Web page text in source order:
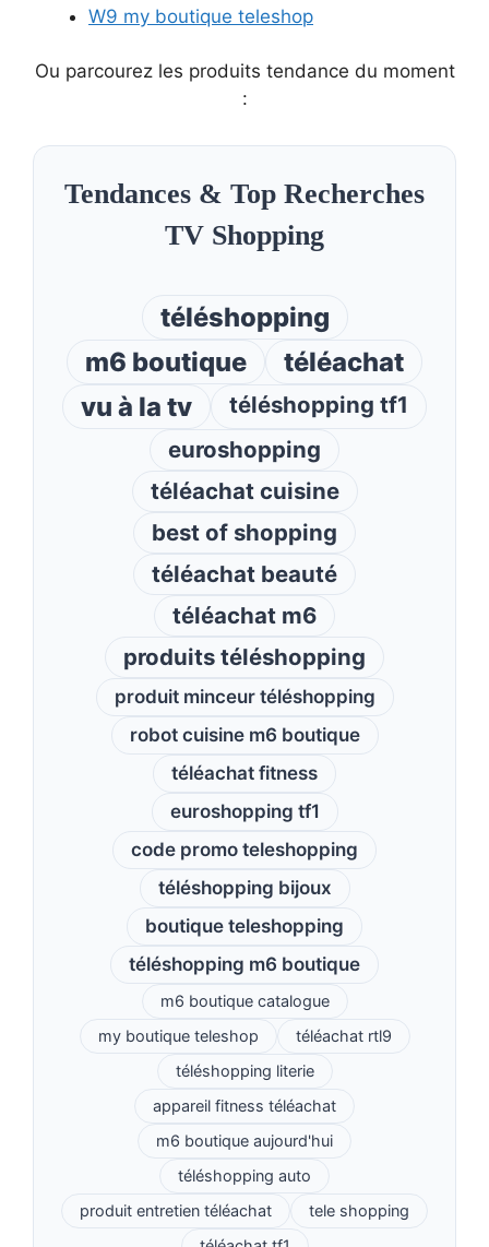
W9 my boutique teleshop
Ou parcourez les produits tendance du moment
:
Tendances & Top Recherches
TV Shopping
téléshopping
m6 boutique
téléachat
vu à la tv
téléshopping tf1
euroshopping
téléachat cuisine
best of shopping
téléachat beauté
téléachat m6
produits téléshopping
produit minceur téléshopping
robot cuisine m6 boutique
téléachat fitness
euroshopping tf1
code promo teleshopping
téléshopping bijoux
boutique teleshopping
téléshopping m6 boutique
m6 boutique catalogue
my boutique teleshop
téléachat rtl9
téléshopping literie
appareil fitness téléachat
m6 boutique aujourd'hui
téléshopping auto
produit entretien téléachat
tele shopping